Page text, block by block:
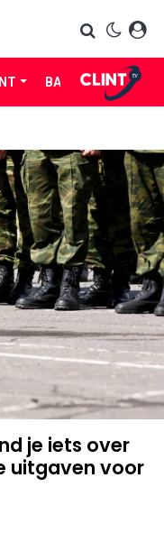
BABES LIFE
je iets over
uitgaven voor